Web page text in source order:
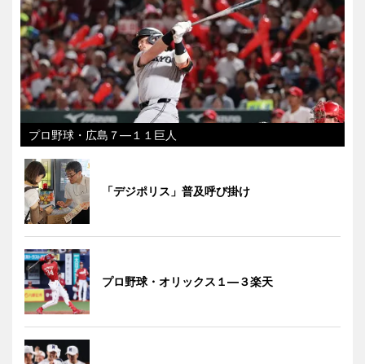
プロ野球・広島７―１１巨人
「デジポリス」普及呼び掛け
プロ野球・オリックス１―３楽天